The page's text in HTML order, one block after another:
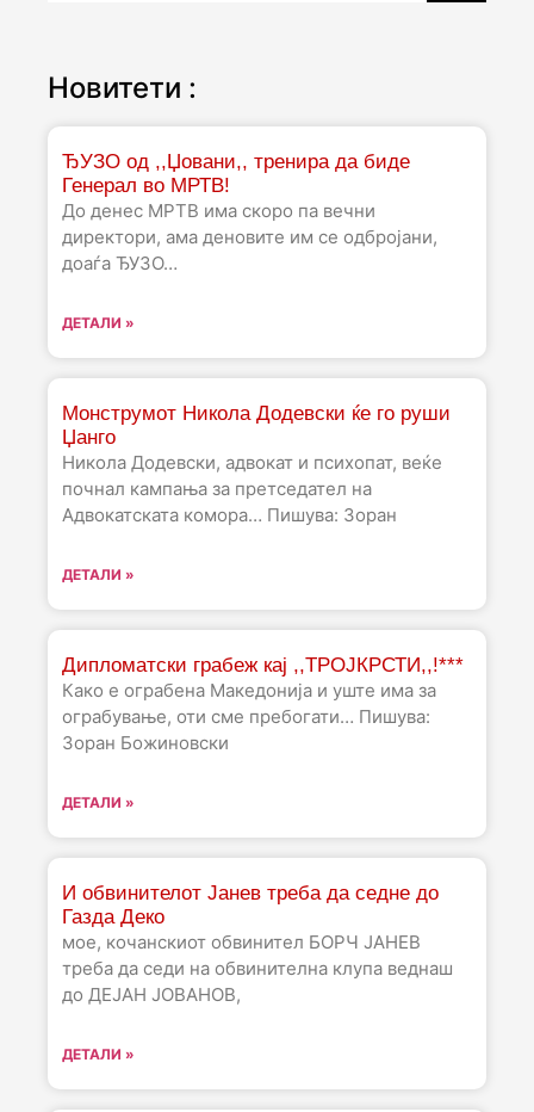
Новитети :
ЂУЗО од ,,Џовани,, тренира да биде
Генерал во МРТВ!
До денес МРТВ има скоро па вечни
директори, ама деновите им се одбројани,
доаѓа ЂУЗО…
ДЕТАЛИ »
Монструмот Никола Додевски ќе го руши
Џанго
Никола Додевски, адвокат и психопат, веќе
почнал кампања за претседател на
Адвокатската комора… Пишува: Зоран
ДЕТАЛИ »
Дипломатски грабеж кај ,,ТРОЈКРСТИ,,!***
Како е ограбена Македонија и уште има за
ограбување, оти сме пребогати… Пишува:
Зоран Божиновски
ДЕТАЛИ »
И обвинителот Јанев треба да седне до
Газда Деко
мое, кочанскиот обвинител БОРЧ ЈАНЕВ
треба да седи на обвинителна клупа веднаш
до ДЕЈАН ЈОВАНОВ,
ДЕТАЛИ »